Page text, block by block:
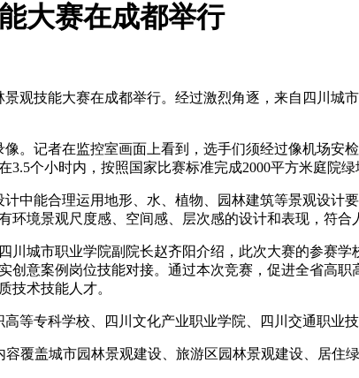
大赛在成都举行
技能大赛在成都举行。经过激烈角逐，来自四川城
记者在监控室画面上看到，选手们须经过像机场安
个小时内，按照国家比赛标准完成2000平方米庭院
能合理运用地形、水、植物、园林建筑等景观设计
境景观尺度感、空间感、层次感的设计和表现，符
城市职业学院副院长赵齐阳介绍，此次大赛的参赛
意案例岗位技能对接。通过本次竞赛，促进全省高
技术技能人才。
专科学校、四川文化产业职业学院、四川交通职业
容覆盖城市园林景观建设、旅游区园林景观建设、居